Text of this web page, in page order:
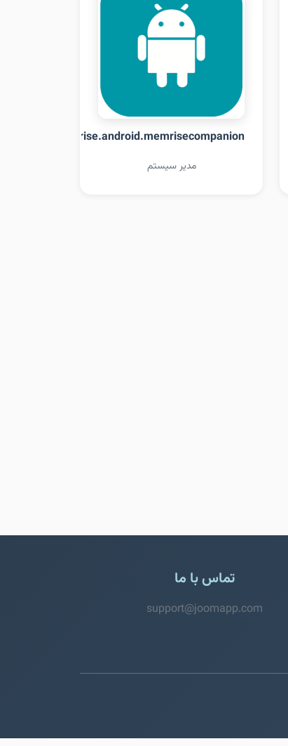
com.memrise.android.memrisecompanion
مدیر سیستم
تماس با ما
support@joomapp.com